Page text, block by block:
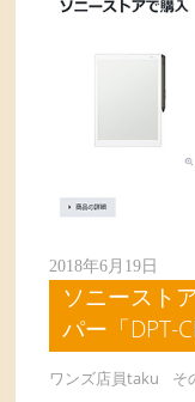
2018年6月19日
ソニースト
パー「DPT-
ワンズ店員taku そ